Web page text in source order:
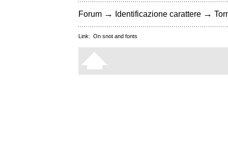
Forum → Identificazione carattere →
Link: On snot and fonts